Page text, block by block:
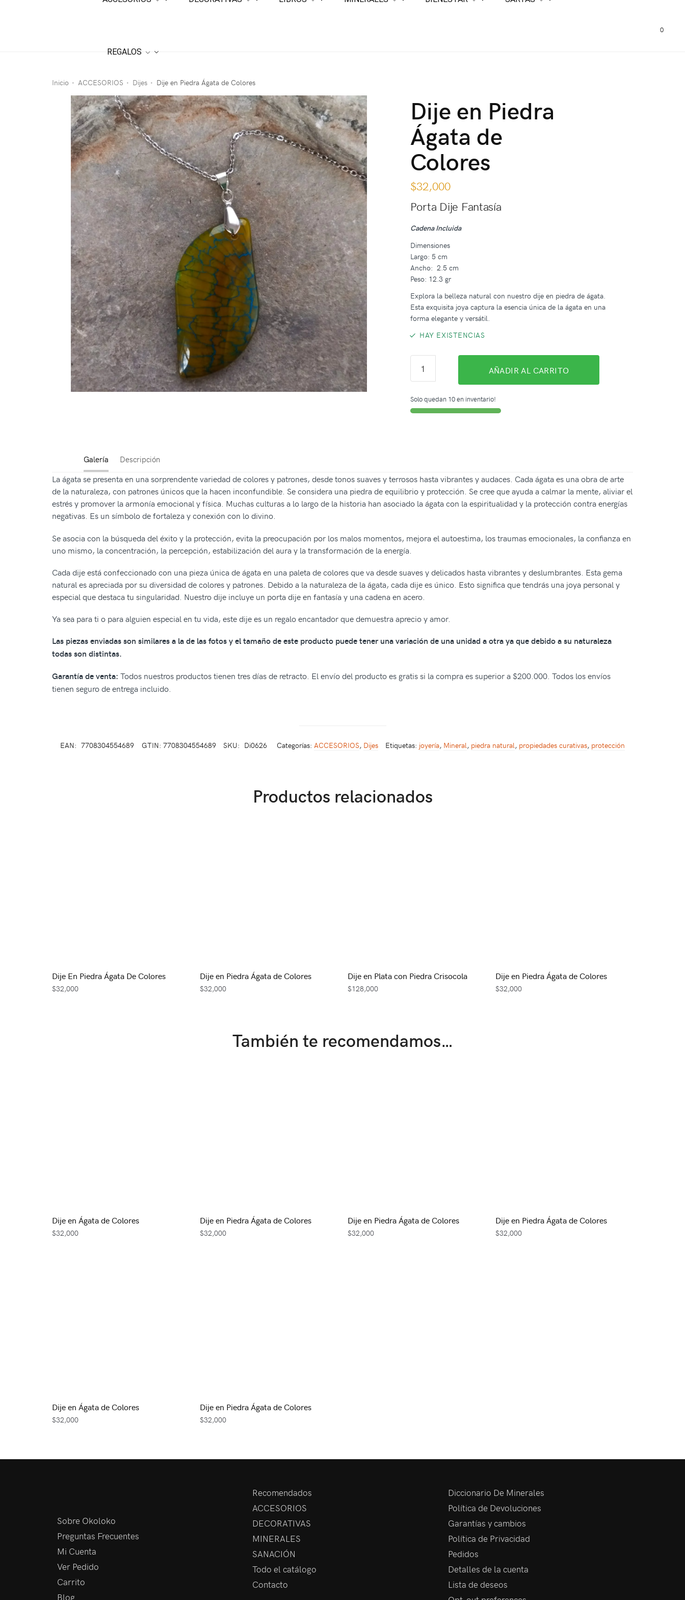
REGALOS
0
Inicio • ACCESORIOS • Dijes • Dije en Piedra Ágata de Colores
Dije en Piedra
Ágata de
Colores
$32,000
Porta Dije Fantasía
Cadena Incluida
Dimensiones
Largo: 5 cm
Ancho: 2.5 cm
Peso: 12.3 gr
Explora la belleza natural con nuestro dije en piedra de ágata.
Esta exquisita joya captura la esencia única de la ágata en una
forma elegante y versátil.
HAY EXISTENCIAS
AÑADIR AL CARRITO
Solo quedan 10 en inventario!
Galería Descripción
La ágata se presenta en una sorprendente variedad de colores y patrones, desde tonos suaves y terrosos hasta vibrantes y audaces. Cada ágata es una obra de arte
de la naturaleza, con patrones únicos que la hacen inconfundible. Se considera una piedra de equilibrio y protección. Se cree que ayuda a calmar la mente, aliviar el
estrés y promover la armonía emocional y física. Muchas culturas a lo largo de la historia han asociado la ágata con la espiritualidad y la protección contra energías
negativas. Es un símbolo de fortaleza y conexión con lo divino.
Se asocia con la búsqueda del éxito y la protección, evita la preocupación por los malos momentos, mejora el autoestima, los traumas emocionales, la confianza en
uno mismo, la concentración, la percepción, estabilización del aura y la transformación de la energía.
Cada dije está confeccionado con una pieza única de ágata en una paleta de colores que va desde suaves y delicados hasta vibrantes y deslumbrantes. Esta gema
natural es apreciada por su diversidad de colores y patrones. Debido a la naturaleza de la ágata, cada dije es único. Esto significa que tendrás una joya personal y
especial que destaca tu singularidad. Nuestro dije incluye un porta dije en fantasía y una cadena en acero.
Ya sea para ti o para alguien especial en tu vida, este dije es un regalo encantador que demuestra aprecio y amor.
Las piezas enviadas son similares a la de las fotos y el tamaño de este producto puede tener una variación de una unidad a otra ya que debido a su naturaleza
todas son distintas.
Garantía de venta: Todos nuestros productos tienen tres días de retracto. El envío del producto es gratis si la compra es superior a $200.000. Todos los envíos
tienen seguro de entrega incluido.
EAN: 7708304554689 GTIN: 7708304554689 SKU: Di0626 Categorías: ACCESORIOS, Dijes Etiquetas: joyería, Mineral, piedra natural, propiedades curativas, protección
Productos relacionados
Dije En Piedra Ágata De Colores
$32,000
Dije en Piedra Ágata de Colores
$32,000
Dije en Plata con Piedra Crisocola
$128,000
Dije en Piedra Ágata de Colores
$32,000
También te recomendamos…
Dije en Ágata de Colores
$32,000
Dije en Piedra Ágata de Colores
$32,000
Dije en Piedra Ágata de Colores
$32,000
Dije en Piedra Ágata de Colores
$32,000
Dije en Ágata de Colores
$32,000
Dije en Piedra Ágata de Colores
$32,000
Sobre Okoloko
Preguntas Frecuentes
Mi Cuenta
Ver Pedido
Carrito
Blog
Recomendados
ACCESORIOS
DECORATIVAS
MINERALES
SANACIÓN
Todo el catálogo
Contacto
Diccionario De Minerales
Política de Devoluciones
Garantías y cambios
Política de Privacidad
Pedidos
Detalles de la cuenta
Lista de deseos